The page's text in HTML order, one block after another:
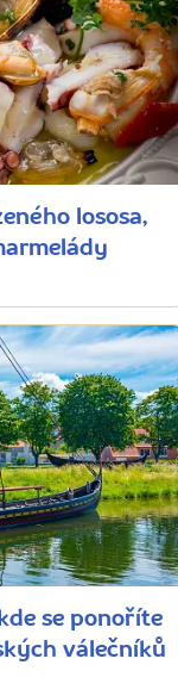
lososa,
se ponoříte
válečníků